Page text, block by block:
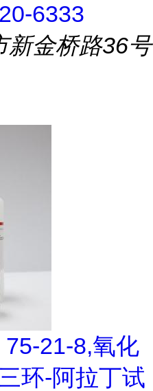
6333
新金桥路36号
21-8,氧化
环-阿拉丁试